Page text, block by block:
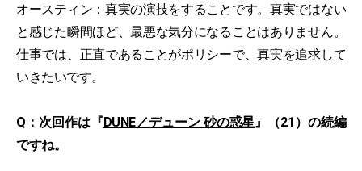
オースティン：真実の演技をすることです。真実ではない
と感じた瞬間ほど、最悪な気分になることはありません。
仕事では、正直であることがポリシーで、真実を追求して
いきたいです。
Q：次回作は『DUNE／デューン 砂の惑星 』（21）の続編
ですね。